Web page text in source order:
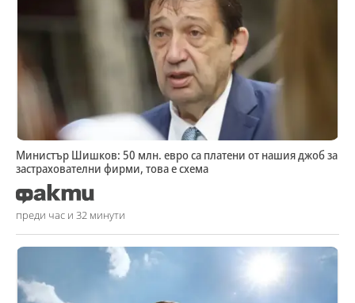
Министър Шишков: 50 млн. евро са платени от нашия джоб за
застрахователни фирми, това е схема
преди час и 32 минути